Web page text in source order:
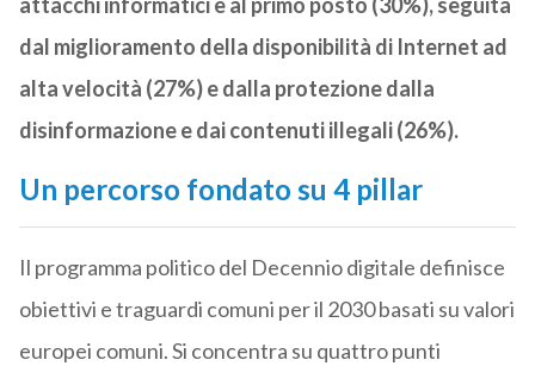
attacchi informatici è al primo posto (30%), seguita
dal miglioramento della disponibilità di Internet ad
alta velocità (27%) e dalla protezione dalla
disinformazione e dai contenuti illegali (26%).
Un percorso fondato su 4 pillar
Il programma politico del Decennio digitale definisce
obiettivi e traguardi comuni per il 2030 basati su valori
europei comuni. Si concentra su quattro punti